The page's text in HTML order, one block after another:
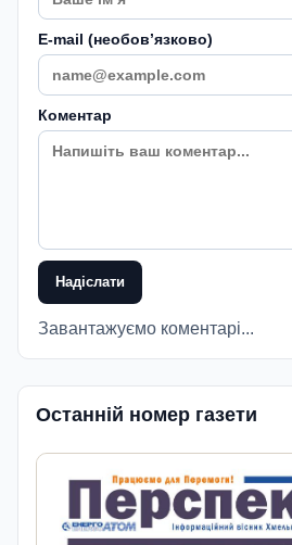
E-mail (необовʼязково)
Коментар
Надіслати
Завантажуємо коментарі...
Останній номер газети